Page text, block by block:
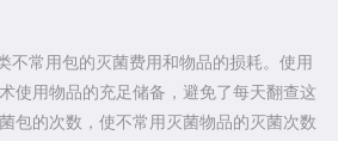
不常用包的灭菌费用和物品的损耗。使用
使用物品的充足储备，避免了每天翻查这
包的次数，使不常用灭菌物品的灭菌次数